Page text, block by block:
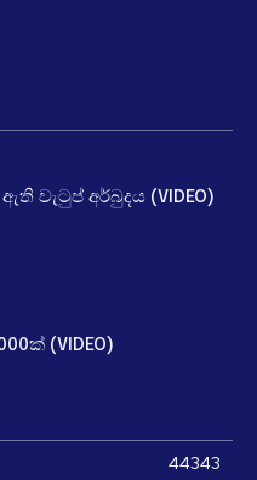
වැටුප් අර්බුදය (VIDEO)
(VIDEO)
44343